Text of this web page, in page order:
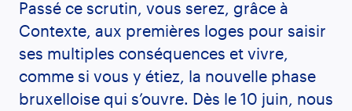
Passé ce scrutin, vous serez, grâce à
Contexte, aux premières loges pour saisir
ses multiples conséquences et vivre,
comme si vous y étiez, la nouvelle phase
bruxelloise qui s’ouvre. Dès le 10 juin, nous